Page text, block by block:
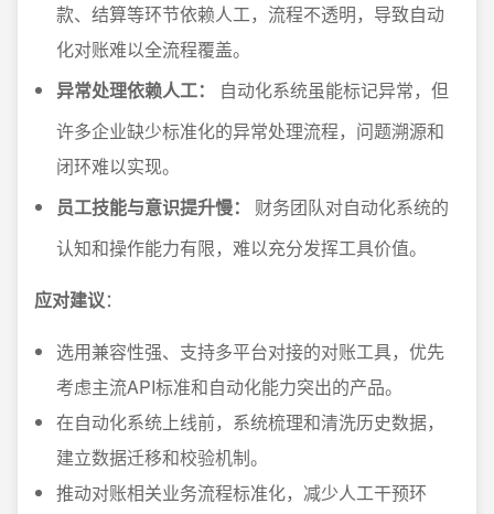
款、结算等环节依赖人工，流程不透明，导致自动
化对账难以全流程覆盖。
异常处理依赖人工：
自动化系统虽能标记异常，但
许多企业缺少标准化的异常处理流程，问题溯源和
闭环难以实现。
员工技能与意识提升慢：
财务团队对自动化系统的
认知和操作能力有限，难以充分发挥工具价值。
应对建议：
选用兼容性强、支持多平台对接的对账工具，优先
考虑主流API标准和自动化能力突出的产品。
在自动化系统上线前，系统梳理和清洗历史数据，
建立数据迁移和校验机制。
推动对账相关业务流程标准化，减少人工干预环